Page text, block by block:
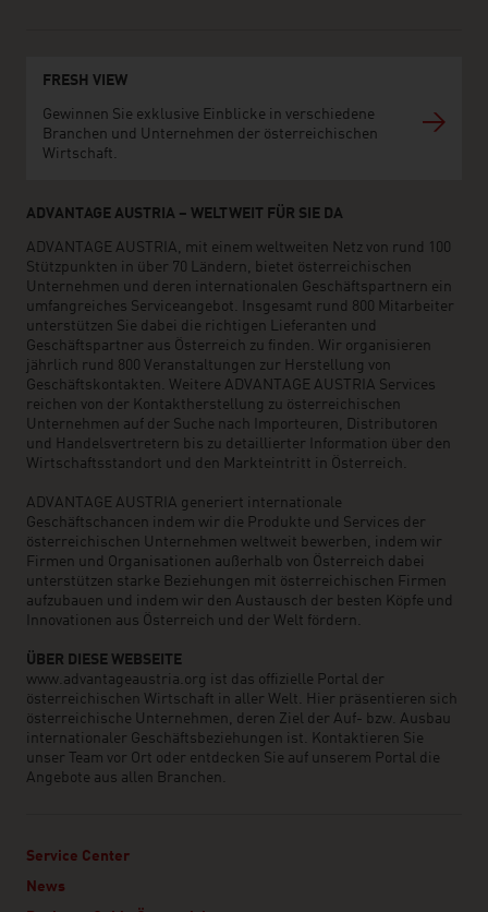
FRESH VIEW
Gewinnen Sie exklusive Einblicke in verschiedene
Branchen und Unternehmen der österreichischen
Wirtschaft.
ADVANTAGE AUSTRIA – WELTWEIT FÜR SIE DA
ADVANTAGE AUSTRIA, mit einem weltweiten Netz von rund 100
Stützpunkten in über 70 Ländern, bietet österreichischen
Unternehmen und deren internationalen Geschäftspartnern ein
umfangreiches Serviceangebot. Insgesamt rund 800 Mitarbeiter
unterstützen Sie dabei die richtigen Lieferanten und
Geschäftspartner aus Österreich zu finden. Wir organisieren
jährlich rund 800 Veranstaltungen zur Herstellung von
Geschäftskontakten. Weitere ADVANTAGE AUSTRIA Services
reichen von der Kontaktherstellung zu österreichischen
Unternehmen auf der Suche nach Importeuren, Distributoren
und Handelsvertretern bis zu detaillierter Information über den
Wirtschaftsstandort und den Markteintritt in Österreich.
ADVANTAGE AUSTRIA generiert internationale
Geschäftschancen indem wir die Produkte und Services der
österreichischen Unternehmen weltweit bewerben, indem wir
Firmen und Organisationen außerhalb von Österreich dabei
unterstützen starke Beziehungen mit österreichischen Firmen
aufzubauen und indem wir den Austausch der besten Köpfe und
Innovationen aus Österreich und der Welt fördern.
ÜBER DIESE WEBSEITE
www.advantageaustria.org ist das offizielle Portal der
österreichischen Wirtschaft in aller Welt. Hier präsentieren sich
österreichische Unternehmen, deren Ziel der Auf- bzw. Ausbau
internationaler Geschäftsbeziehungen ist. Kontaktieren Sie
unser Team vor Ort oder entdecken Sie auf unserem Portal die
Angebote aus allen Branchen.
Service Center
News